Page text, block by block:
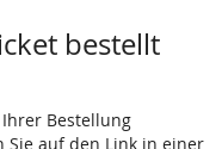
bestellt
Bestellung
Sie auf den Link in einer